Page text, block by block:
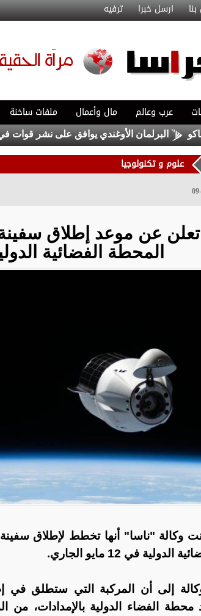
ارسل خبرا ترفيه
عرب وعالم مال وأعمال ملفات ساخنة
البرلمان الأوغندي يوافق على نشر قوات في
علوم و تكنولوجيا
المحطة الفضائية
في 12 مايو الجاري.
محطة الفضاء الدولية بالإمدادات،